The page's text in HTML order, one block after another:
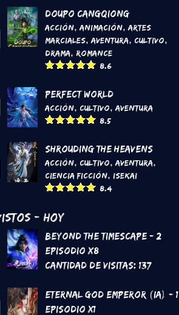
DouPo Cangqiong
Acción,Animación,Artes
marciales,Aventura, Cultivo,
Drama, Romance
8.6
Perfect World
Acción, Cultivo,Aventura
8.5
Shrouding the Heavens
Acción, Cultivo,Aventura,
Ciencia Ficción, Isekai
8.4
- Hoy
Beyond the Timescape - 2
Episodio x8
Cantidad de Visitas: 137
Eternal God Emperor (IA) - 1
Episodio x1